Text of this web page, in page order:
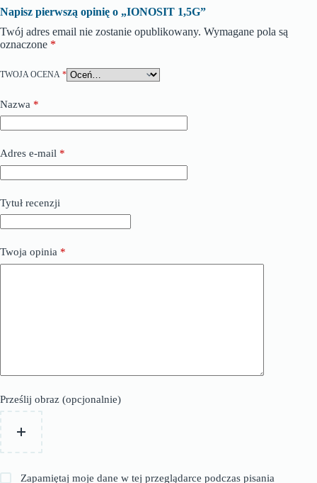
Napisz pierwszą opinię o „IONOSIT 1,5G”
Twój adres email nie zostanie opublikowany. Wymagane pola są
oznaczone *
TWOJA OCENA *
Nazwa *
Adres e-mail *
Tytuł recenzji
Twoja opinia *
Prześlij obraz (opcjonalnie)
Zapamiętaj moje dane w tej przeglądarce podczas pisania